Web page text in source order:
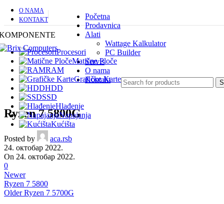
O NAMA
KONTAKT
Početna
Prodavnica
Alati
Wattage Kalkulator
PC Builder
Servis
O nama
Kontakt
Procesori
Matične Ploče
RAM
Grafičke Karte
HDD
SSD
Hlađenje
Napajanja
Kućišta
Ryzen 7 5800G
Posted by
aca.rsb
24. октобар 2022.
On 24. октобар 2022.
0
Newer
Ryzen 7 5800
Older Ryzen 7 5700G